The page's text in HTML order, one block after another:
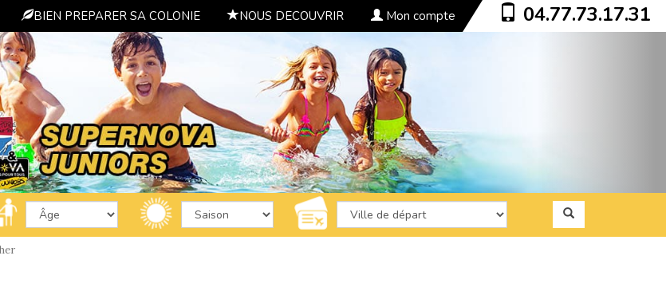
BIEN PREPARER SA COLONIE NOUS DECOUVRIR Mon compte 04.77.73.17.31